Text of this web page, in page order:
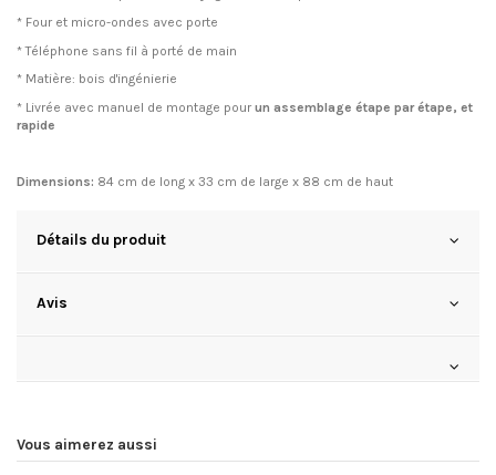
* Four et micro-ondes avec porte
* Téléphone sans fil à porté de main
* Matière: bois d'ingénierie
* Livrée avec manuel de montage pour un assemblage étape par étape, et
rapide
Dimensions: 84 cm de long x 33 cm de large x 88 cm de haut
Détails du produit
Avis
Vous aimerez aussi